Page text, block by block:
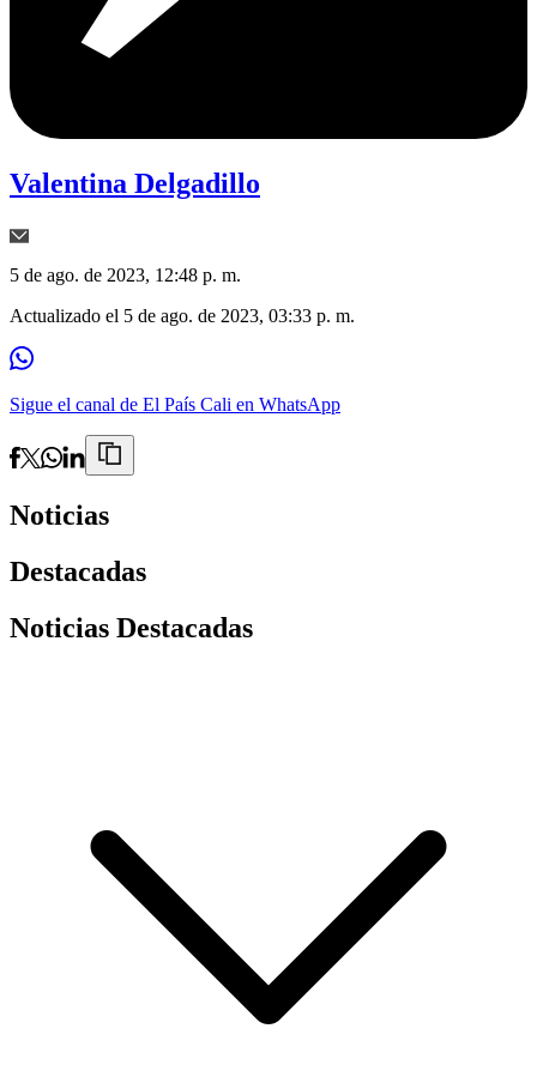
Valentina Delgadillo
5 de ago. de 2023, 12:48 p. m.
Actualizado el 5 de ago. de 2023, 03:33 p. m.
Sigue el canal de El País Cali en WhatsApp
Noticias
Destacadas
Noticias Destacadas